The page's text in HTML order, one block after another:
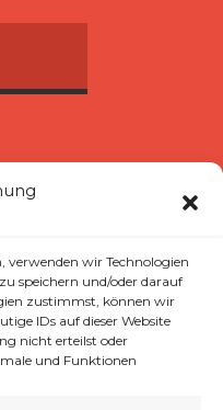
verwenden wir Technologien
speichern und/oder darauf
zustimmst, können wir
IDs auf dieser Website
nicht erteilst oder
und Funktionen
2011